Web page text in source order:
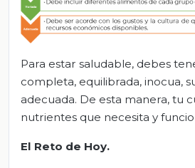
Para estar saludable, debes
completa, equilibrada, inocua,
adecuada. De esta manera, tu
nutrientes que necesita y
El Reto de Hoy.